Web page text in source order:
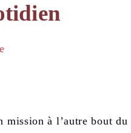
mission à l’autre bout du